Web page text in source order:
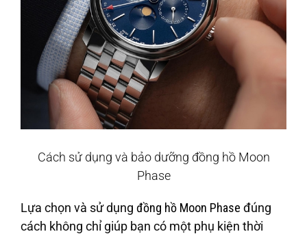
Cách sử dụng và bảo dưỡng đồng hồ Moon
Phase
Lựa chọn và sử dụng đồng hồ Moon Phase đúng
cách không chỉ giúp bạn có một phụ kiện thời